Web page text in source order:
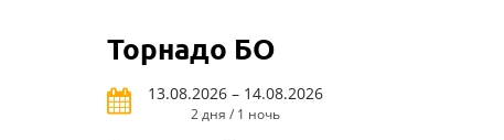
площадка.
кафе, магазины, сувенирные лавки, экскурсионное
бюро, развлекательный центр РИО Парк.
Торнадо БО
13.08.2026 – 14.08.2026
2 дня / 1 ночь